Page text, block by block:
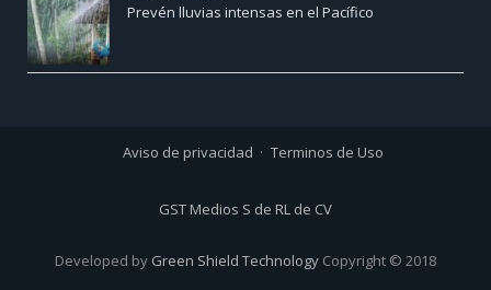
Prevén lluvias intensas en el Pacífico
Aviso de privacidad Terminos de Uso
GST Medios S de RL de CV
Developed by Green Shield Technology Copyright © 2018